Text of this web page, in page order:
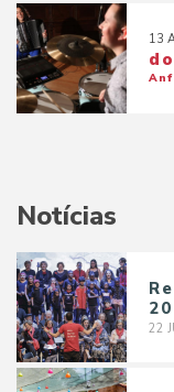
13
Notícias
22